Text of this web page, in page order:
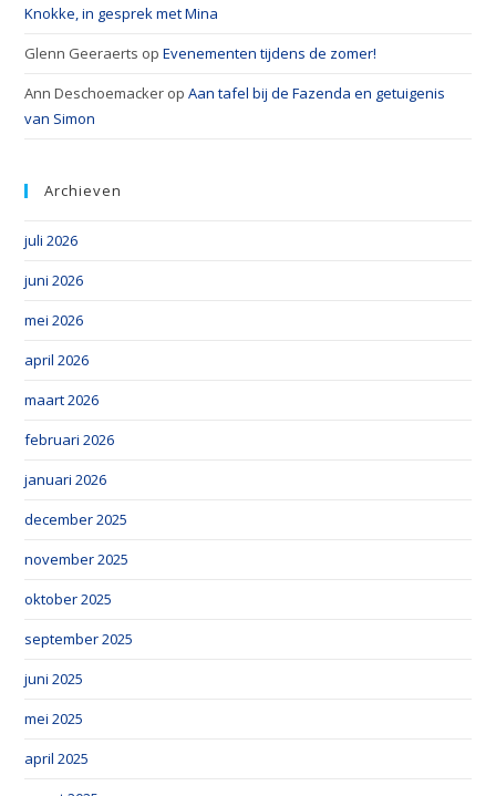
Knokke, in gesprek met Mina
Glenn Geeraerts opEvenementen tijdens de zomer!
Ann Deschoemacker opAan tafel bij de Fazenda en getuigenis
van Simon
Archieven
juli 2026
juni 2026
mei 2026
april 2026
maart 2026
februari 2026
januari 2026
december 2025
november 2025
oktober 2025
september 2025
juni 2025
mei 2025
april 2025